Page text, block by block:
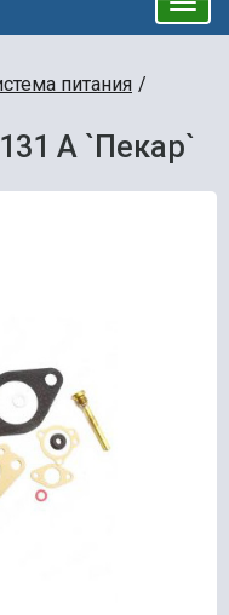
питания
А `Пекар`